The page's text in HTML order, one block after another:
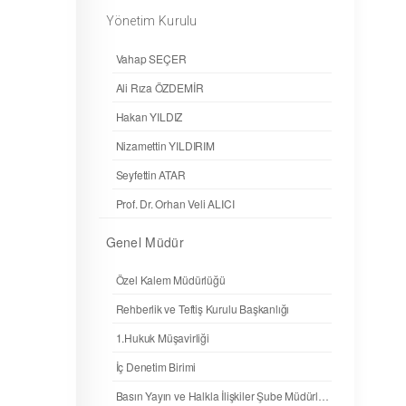
Yönetim Kurulu
Vahap SEÇER
Ali Rıza ÖZDEMİR
Hakan YILDIZ
Nizamettin YILDIRIM
Seyfettin ATAR
Prof. Dr. Orhan Veli ALICI
Genel Müdür
Özel Kalem Müdürlüğü
Rehberlik ve Teftiş Kurulu Başkanlığı
1.Hukuk Müşavirliği
İç Denetim Birimi